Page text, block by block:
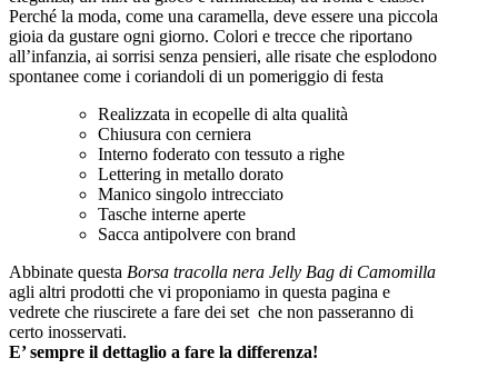
Perché la moda, come una caramella, deve essere una piccola
gioia da gustare ogni giorno. Colori e trecce che riportano
all’infanzia, ai sorrisi senza pensieri, alle risate che esplodono
spontanee come i coriandoli di un pomeriggio di festa
Realizzata in ecopelle di alta qualità
Chiusura con cerniera
Interno foderato con tessuto a righe
Lettering in metallo dorato
Manico singolo intrecciato
Tasche interne aperte
Sacca antipolvere con brand
Abbinate questa Borsa tracolla nera Jelly Bag di Camomilla
agli altri prodotti che vi proponiamo in questa pagina e
vedrete che riuscirete a fare dei set che non passeranno di
certo inosservati.
E’ sempre il dettaglio a fare la differenza!